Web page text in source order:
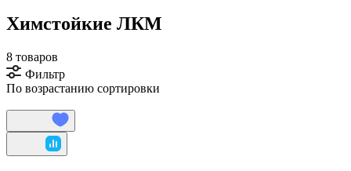
Химстойкие ЛКМ
8 товаров
Фильтр
По возрастанию сортировки